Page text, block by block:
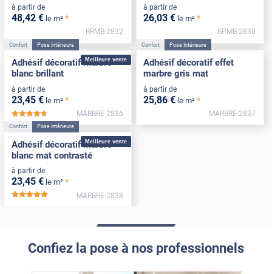
à partir de
48,42 € le m² *
RRMB-2832
à partir de
26,03 € le m² *
SPMB-2830
Meilleure vente
Confort Pose Intérieure
Adhésif décoratif marbre
blanc brillant
à partir de
23,45 € le m² *
*****
MARBRE-2836
Confort Pose Intérieure
Adhésif décoratif effet
marbre gris mat
à partir de
25,86 € le m² *
MARBRE-2837
Meilleure vente
Confort Pose Intérieure
Adhésif décoratif marbre
blanc mat contrasté
à partir de
23,45 € le m² *
MARBRE-2838
Confiez la pose à nos professionnels